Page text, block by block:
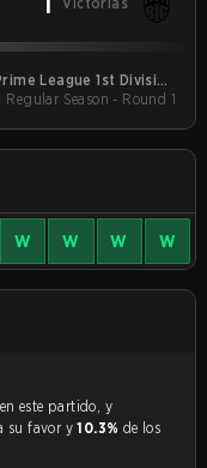
League 1st Division
Spring 2026
Regular Season - Round 1
W W W W
su favor y10.3% de los